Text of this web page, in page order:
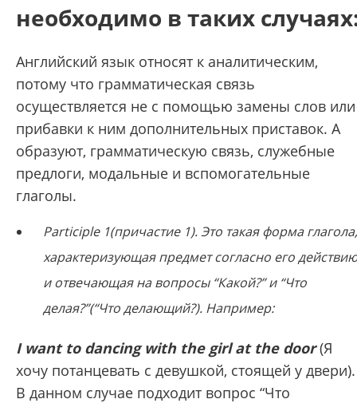
необходимо в таких
Английский язык относят к аналитическим,
потому что грамматическая связь
осуществляется не с помощью замены слов или
прибавки к ним дополнительных приставок. А
образуют, грамматическую связь, служебные
предлоги, модальные и вспомогательные
глаголы.
Participle 1(причастие 1). Это такая форма глагола,
характеризующая предмет согласно его действию
и отвечающая на вопросы “Какой?” и “Что
делая?”(“Что делающий?). Например:
I want to dancing with the girl at the door(Я
хочу потанцевать с девушкой, стоящей у двери).
В данном случае подходит вопрос “Что